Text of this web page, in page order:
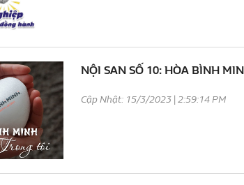
NỘI SAN SỐ 10: HÒA BÌNH
Cập Nhật: 15/3/2023 | 2:59:14 PM